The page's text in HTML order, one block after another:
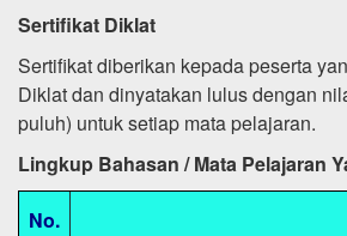
Sertifikat Diklat
Sertifikat diberikan kepada peserta
Diklat dan dinyatakan lulus dengan
puluh) untuk setiap mata pelajaran.
Lingkup Bahasan / Mata Pelajaran
No.